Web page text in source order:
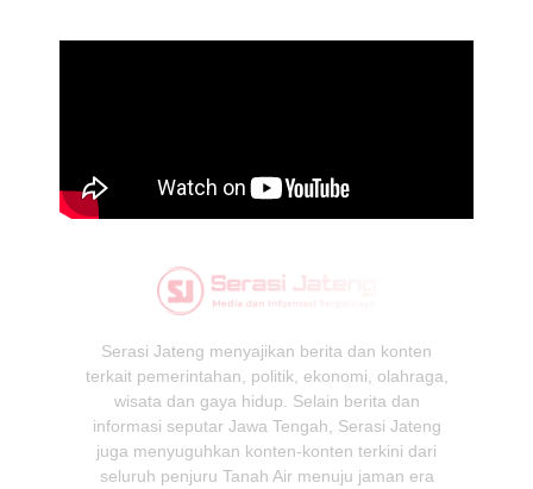
Serasi Jateng menyajikan berita dan konten
terkait pemerintahan, politik, ekonomi, olahraga,
wisata dan gaya hidup. Selain berita dan
informasi seputar Jawa Tengah, Serasi Jateng
juga menyuguhkan konten-konten terkini dari
seluruh penjuru Tanah Air menuju jaman era